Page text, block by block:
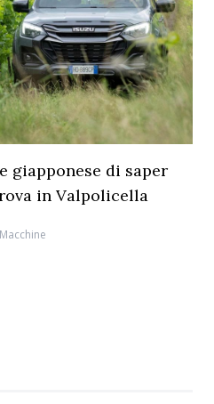
giapponese di saper
in Valpolicella
Macchine